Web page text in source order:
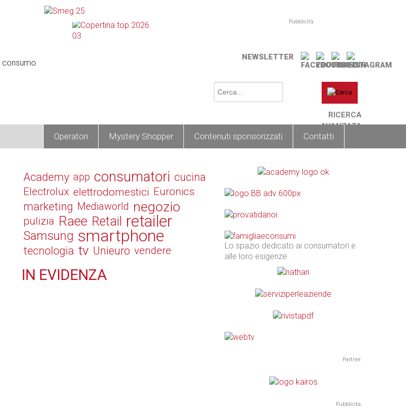
Pubblicità
NEWSLETTER
RICERCA
AVANZATA
Operatori Mystery Shopper Contenuti sponsorizzati Contatti
Academy app consumatori cucina
Electrolux elettrodomestici Euronics
marketing Mediaworld negozio
pulizia Raee Retail retailer
Samsung smartphone
tecnologia tv Unieuro vendere
IN EVIDENZA
Lo spazio dedicato ai consumatori e
alle loro esigenze
Partner:
Pubblicità: